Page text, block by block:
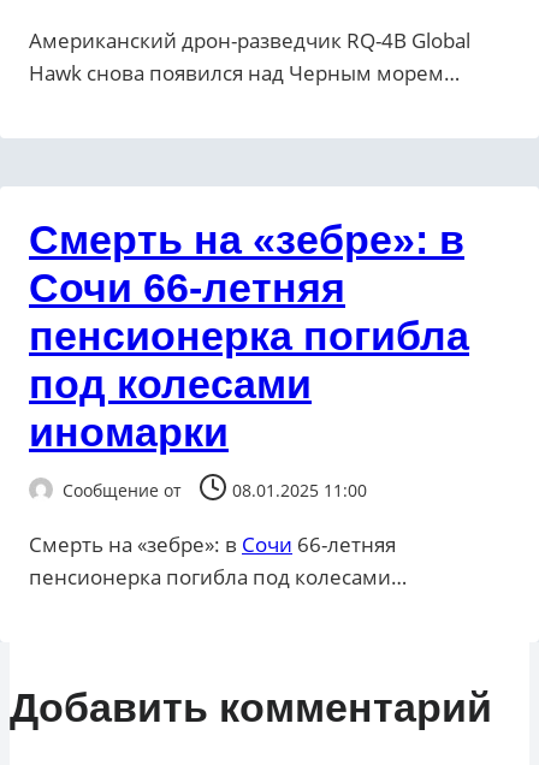
Американский дрон-разведчик RQ-4B Global
Hawk снова появился над Черным морем…
Смерть на «зебре»: в
Сочи 66-летняя
пенсионерка погибла
под колесами
иномарки
Сообщение от 08.01.2025 11:00
Смерть на «зебре»: в Сочи 66-летняя
пенсионерка погибла под колесами…
Добавить комментарий